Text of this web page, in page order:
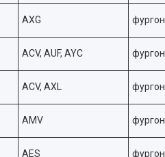
AXG фургон
ACV, AUF, AYC фургон
ACV, AXL фургон
AMV фургон
AES фургон